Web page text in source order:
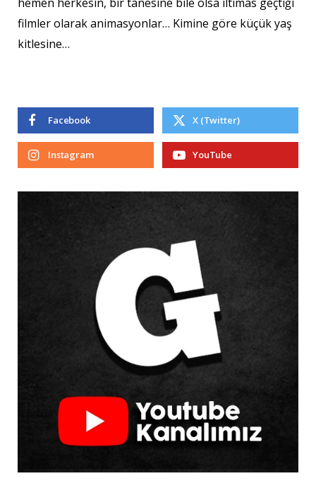
filmler olarak animasyonlar… Kimine göre küçük yaş
kitlesine…
Facebook X (Twitter)
Instagram YouTube